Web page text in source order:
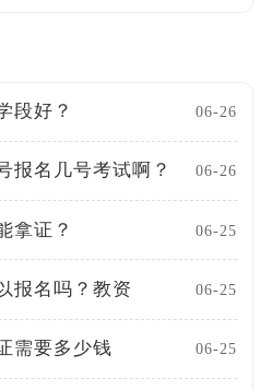
段好？ 06-26
报名几号考试啊？ 06-26
拿证？ 06-25
报名吗？教资 06-25
需要多少钱 06-25